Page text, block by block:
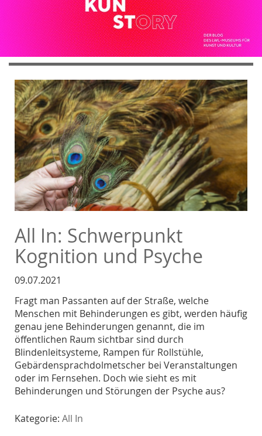
All In: Schwerpunkt
Kognition und Psyche
09.07.2021
Fragt man Passanten auf der Straße, welche
Menschen mit Behinderungen es gibt, werden häufig
genau jene Behinderungen genannt, die im
öffentlichen Raum sichtbar sind durch
Blindenleitsysteme, Rampen für Rollstühle,
Gebärdensprachdolmetscher bei Veranstaltungen
oder im Fernsehen. Doch wie sieht es mit
Behinderungen und Störungen der Psyche aus?
Kategorie: All In